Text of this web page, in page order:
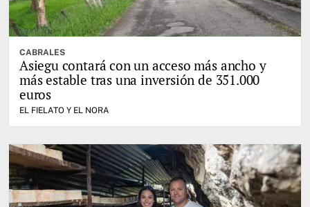
CABRALES
Asiegu contará con un acceso más ancho y
más estable tras una inversión de 351.000
euros
EL FIELATO Y EL NORA